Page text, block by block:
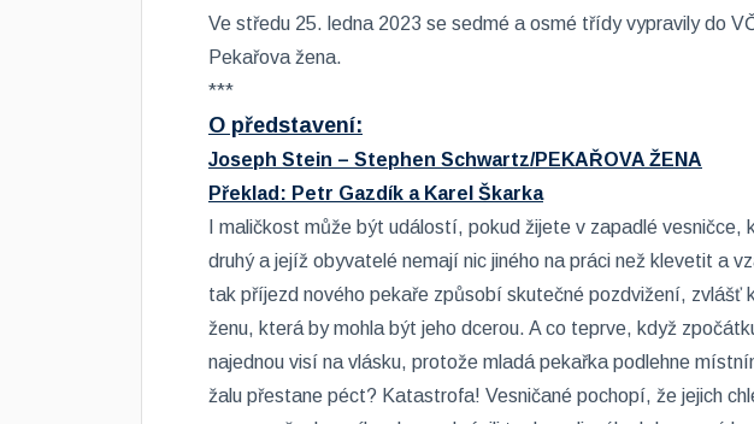
Ve středu 25. ledna 2023 se sedmé a osmé třídy vypravily do
Pekařova žena.
***
O představení:
Joseph Stein – Stephen Schwartz/PEKAŘOVA ŽENA
Překlad: Petr Gazdík a Karel Škarka
I maličkost může být událostí, pokud žijete v zapadlé vesničce,
druhý a jejíž obyvatelé nemají nic jiného na práci než klevetit a
tak příjezd nového pekaře způsobí skutečné pozdvižení, zvlášť
ženu, která by mohla být jeho dcerou. A co teprve, když
najednou visí na vlásku, protože mladá pekařka podlehne
žalu přestane péct? Katastrofa! Vesničané pochopí, že jejich